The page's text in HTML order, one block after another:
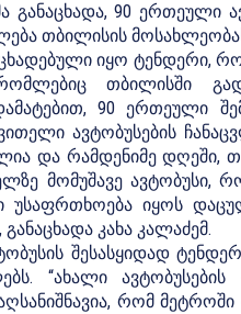
90 ერთეული
თბილისის
იყო ტენდერი,
თბილისში
90 ერთეული
ავტობუსების
და რამდენიმე დღეში,
მომუშავე ავტობუსი,
უსაფრთხოება იყოს
კახა კალაძემ.
შესასყიდად
“ახალი ავტობუსების
რომ მეტროში